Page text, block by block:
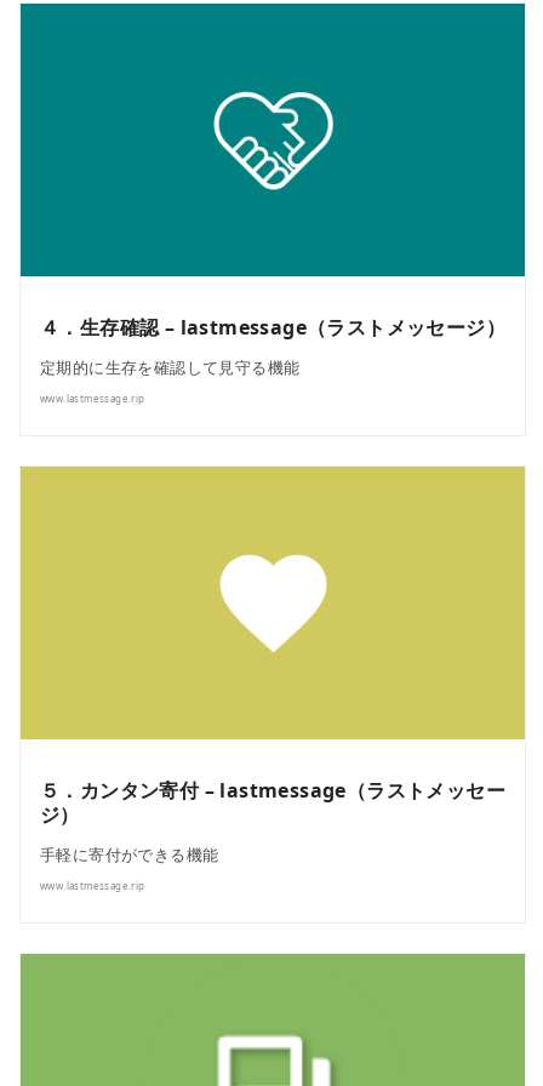
４．生存確認 – lastmessage（ラストメッセージ）
定期的に生存を確認して見守る機能
www.lastmessage.rip
５．カンタン寄付 – lastmessage（ラストメッセー
ジ）
手軽に寄付ができる機能
www.lastmessage.rip